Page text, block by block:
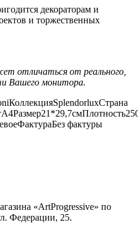
декораторам и
и торжественных
отличаться от реального,
Вашего монитора.
КоллекцияSplendorluxСтрана
А4Размер21*29,7смПлотность
ФактураБез фактуры
«ArtProgressive» по
Федерации, 25.